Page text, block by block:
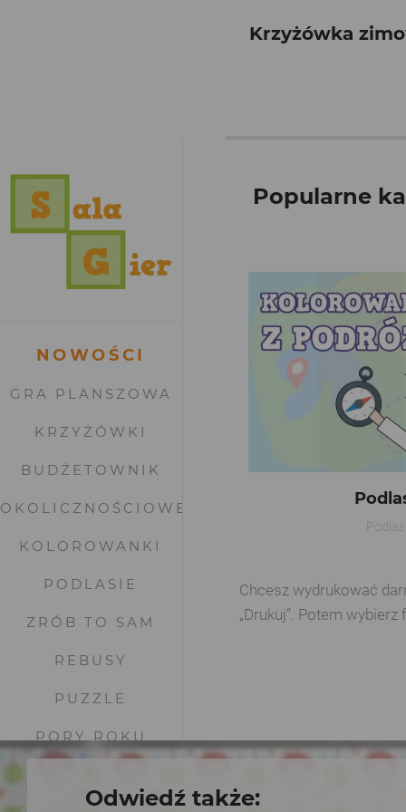
NOWOŚCI
GRA PLANSZOWA
KRZYŻÓWKI
BUDŻETOWNIK
OKOLICZNOŚCIOWE
KOLOROWANKI
PODLASIE
ZRÓB TO SAM
REBUSY
PUZZLE
PORY ROKU
Krzyżówka
Popularne
Chcesz wydrukować
„Drukuj”. Potem
Odwiedź także: